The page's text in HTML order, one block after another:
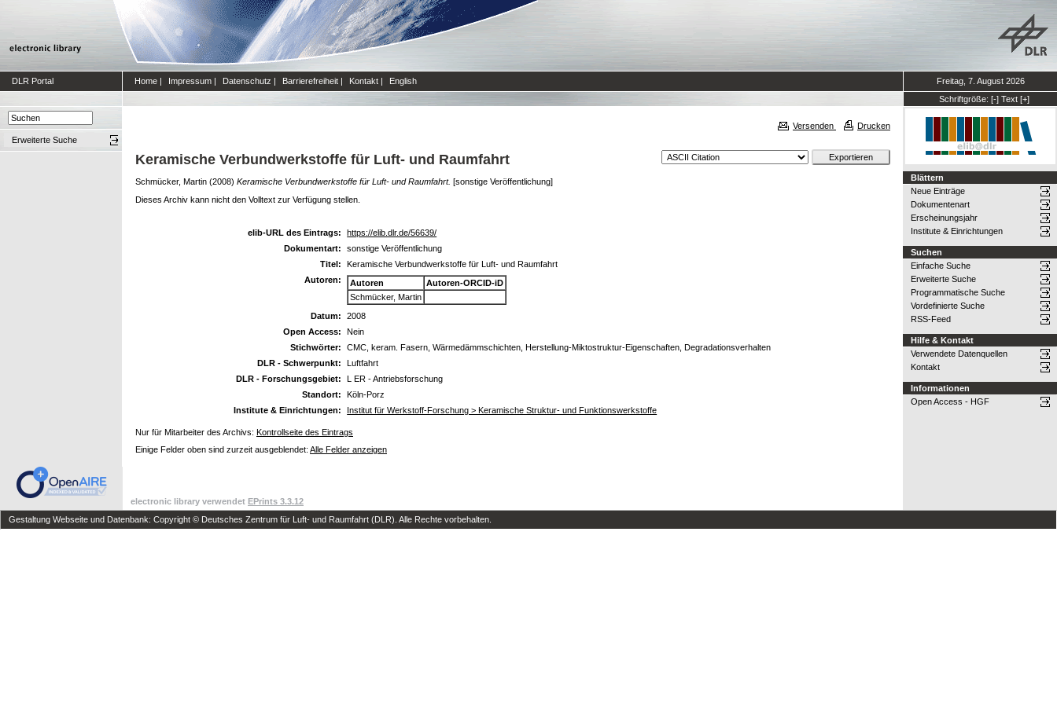
DLR Portal Home | Impressum | Datenschutz | Barrierefreiheit | Kontakt | English
Freitag, 7. August 2026
Schriftgröße: [-] Text [+]
Erweiterte Suche
Versenden Drucken
Keramische Verbundwerkstoffe für Luft- und Raumfahrt
Schmücker, Martin (2008) Keramische Verbundwerkstoffe für Luft- und Raumfahrt. [sonstige Veröffentlichung]
Dieses Archiv kann nicht den Volltext zur Verfügung stellen.
elib-URL des Eintrags:
https://elib.dlr.de/56639/
Dokumentart:
sonstige Veröffentlichung
Titel:
Keramische Verbundwerkstoffe für Luft- und Raumfahrt
Autoren:
Autoren
Autoren-ORCID-iD
Schmücker, Martin
Datum:
2008
Open Access:
Nein
Stichwörter:
CMC, keram. Fasern, Wärmedämmschichten, Herstellung-Miktostruktur-Eigenschaften, Degradationsverhalten
DLR - Schwerpunkt:
Luftfahrt
DLR - Forschungsgebiet:
L ER - Antriebsforschung
Standort:
Köln-Porz
Institute & Einrichtungen:
Institut für Werkstoff-Forschung > Keramische Struktur- und Funktionswerkstoffe
Nur für Mitarbeiter des Archivs: Kontrollseite des Eintrags
Einige Felder oben sind zurzeit ausgeblendet: Alle Felder anzeigen
Blättern
Neue Einträge
Dokumentenart
Erscheinungsjahr
Institute & Einrichtungen
Suchen
Einfache Suche
Erweiterte Suche
Programmatische Suche
Vordefinierte Suche
RSS-Feed
Hilfe & Kontakt
Verwendete Datenquellen
Kontakt
Informationen
Open Access - HGF
electronic library verwendet EPrints 3.3.12
Gestaltung Webseite und Datenbank: Copyright © Deutsches Zentrum für Luft- und Raumfahrt (DLR). Alle Rechte vorbehalten.